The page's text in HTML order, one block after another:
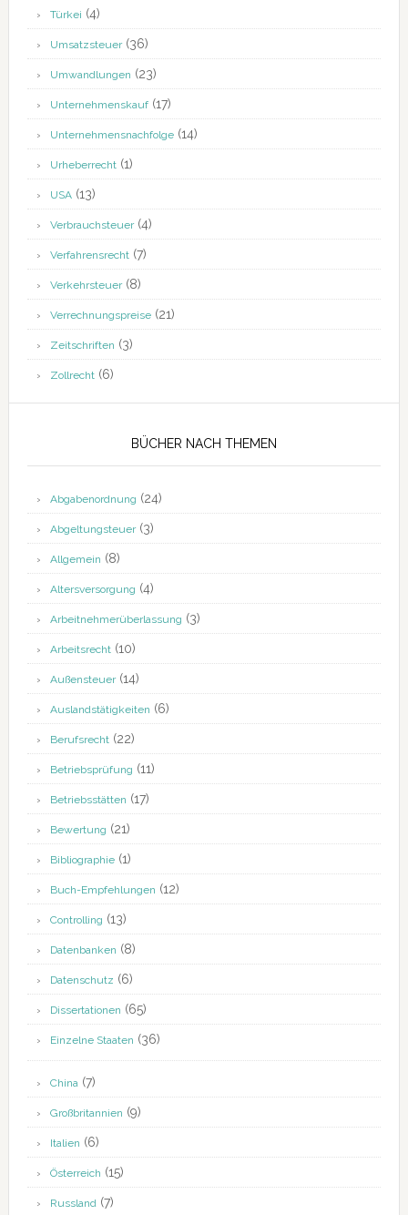
Türkei (4)
Umsatzsteuer(36)
Umwandlungen (23)
Unternehmenskauf(17)
Unternehmensnachfolge(14)
Urheberrecht(1)
USA(13)
Verbrauchsteuer(4)
Verfahrensrecht(7)
Verkehrsteuer(8)
Verrechnungspreise(21)
Zeitschriften (3)
Zollrecht(6)
BÜCHER NACH THEMEN
Abgabenordnung (24)
Abgeltungsteuer(3)
Allgemein (8)
Altersversorgung (4)
Arbeitnehmerüberlassung (3)
Arbeitsrecht(10)
Außensteuer(14)
Auslandstätigkeiten (6)
Berufsrecht(22)
Betriebsprüfung (11)
Betriebsstätten (17)
Bewertung (21)
Bibliographie(1)
Buch-Empfehlungen (12)
Controlling (13)
Datenbanken (8)
Datenschutz (6)
Dissertationen (65)
Einzelne Staaten (36)
China(7)
Großbritannien (9)
Italien (6)
Österreich (15)
Russland(7)